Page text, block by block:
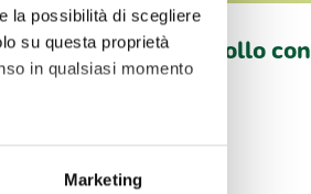
la possibilità di scegliere
su questa proprietà
in qualsiasi momento
metro,Marketing
Filetti di pollo con
carciofi